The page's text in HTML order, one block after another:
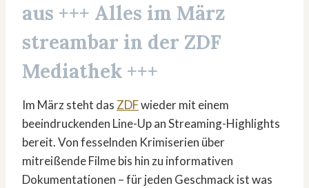
aus +++ Alles im März
streambar in der ZDF
Mediathek +++
Im März steht das ZDFwieder mit einem
beeindruckenden Line-Up an Streaming-Highlights
bereit. Von fesselnden Krimiserien über
mitreißende Filme bis hin zu informativen
Dokumentationen – für jeden Geschmack ist was